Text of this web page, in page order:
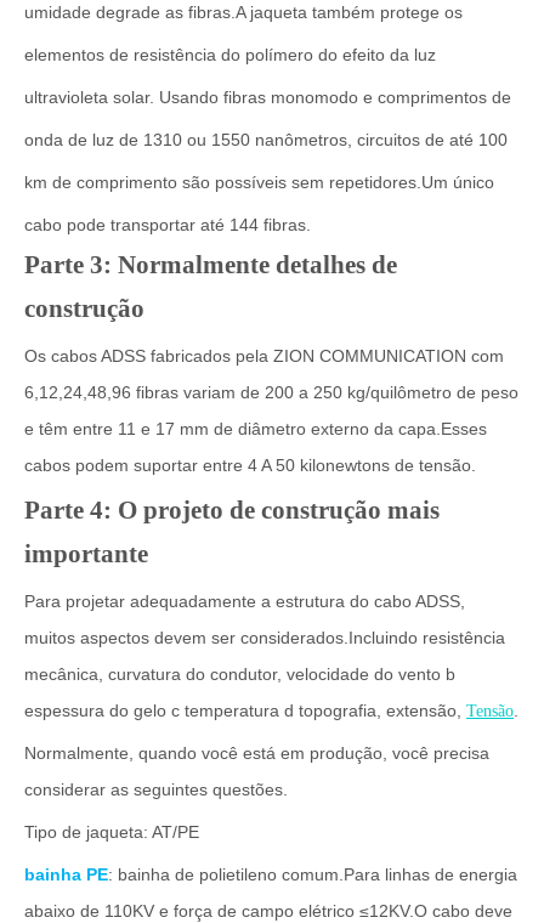
umidade degrade as fibras.A jaqueta também protege os
elementos de resistência do polímero do efeito da luz
ultravioleta solar. Usando fibras monomodo e comprimentos de
onda de luz de 1310 ou 1550 nanômetros, circuitos de até 100
km de comprimento são possíveis sem repetidores.Um único
cabo pode transportar até 144 fibras.
Parte 3: Normalmente detalhes de
construção
Os cabos ADSS fabricados pela ZION COMMUNICATION com
6,12,24,48,96 fibras variam de 200 a 250 kg/quilômetro de peso
e têm entre 11 e 17 mm de diâmetro externo da capa.Esses
cabos podem suportar entre 4 A 50 kilonewtons de tensão.
Parte 4: O projeto de construção mais
importante
Para projetar adequadamente a estrutura do cabo ADSS,
muitos aspectos devem ser considerados.Incluindo resistência
mecânica, curvatura do condutor, velocidade do vento b
espessura do gelo c temperatura d topografia, extensão, Tensão.
Normalmente, quando você está em produção, você precisa
considerar as seguintes questões.
Tipo de jaqueta: AT/PE
bainha PE: bainha de polietileno comum.Para linhas de energia
abaixo de 110KV e força de campo elétrico ≤12KV.O cabo deve